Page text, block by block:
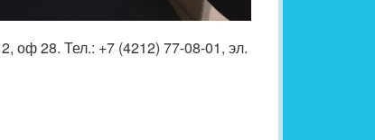
оф 28. Тел.: +7 (4212) 77-08-01, эл.